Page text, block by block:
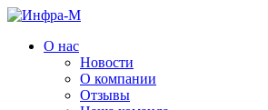
О нас
Новости
О компании
Отзывы